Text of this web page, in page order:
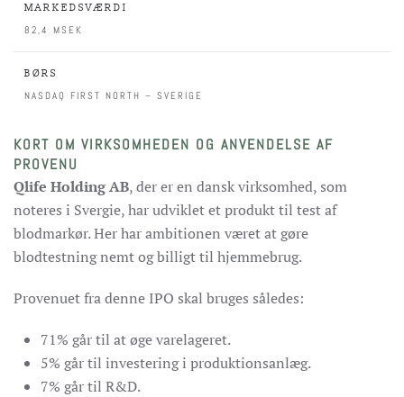
MARKEDSVÆRDI
82,4 MSEK
BØRS
NASDAQ FIRST NORTH – SVERIGE
KORT OM VIRKSOMHEDEN OG ANVENDELSE AF
PROVENU
Qlife Holding AB, der er en dansk virksomhed, som
noteres i Svergie, har udviklet et produkt til test af
blodmarkør. Her har ambitionen været at gøre
blodtestning nemt og billigt til hjemmebrug.
Provenuet fra denne IPO skal bruges således:
71% går til at øge varelageret.
5% går til investering i produktionsanlæg.
7% går til R&D.